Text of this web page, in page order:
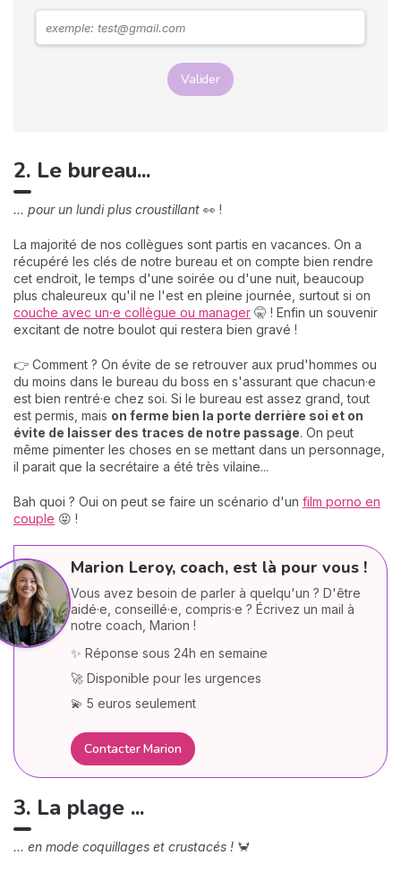
Valider
2. Le bureau...
... pour un lundi plus croustillant 👀 !
La majorité de nos collègues sont partis en vacances. On a
récupéré les clés de notre bureau et on compte bien rendre
cet endroit, le temps d'une soirée ou d'une nuit, beaucoup
plus chaleureux qu'il ne l'est en pleine journée, surtout si on
couche avec un⸱e collègue ou manager 🤫 ! Enfin un souvenir
excitant de notre boulot qui restera bien gravé !
👉 Comment ? On évite de se retrouver aux prud'hommes ou
du moins dans le bureau du boss en s'assurant que chacun·e
est bien rentré·e chez soi. Si le bureau est assez grand, tout
est permis, mais on ferme bien la porte derrière soi et on
évite de laisser des traces de notre passage. On peut
même pimenter les choses en se mettant dans un personnage,
il parait que la secrétaire a été très vilaine...
Bah quoi ? Oui on peut se faire un scénario d'un film porno en
couple 😝 !
Marion Leroy, coach, est là pour vous !
Vous avez besoin de parler à quelqu'un ? D'être
aidé·e, conseillé·e, compris·e ? Écrivez un mail à
notre coach, Marion !
✨ Réponse sous 24h en semaine
🚀 Disponible pour les urgences
💫 5 euros seulement
Contacter Marion
3. La plage ...
... en mode coquillages et crustacés ! 🦀